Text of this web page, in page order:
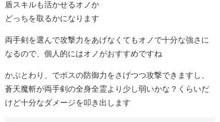
盾スキルも活かせるオノか
どっちを取るかになります
両手剣を選んで攻撃力をあげなくてもオノで十分な強さに
なるので、個人的にはオノがおすすめですね
かぶとわり、でボスの防御力をさげつつ攻撃できますし、
蒼天魔斬が両手剣の全身全霊より少し弱いかな？くらいだ
けど十分なダメージを叩き出します